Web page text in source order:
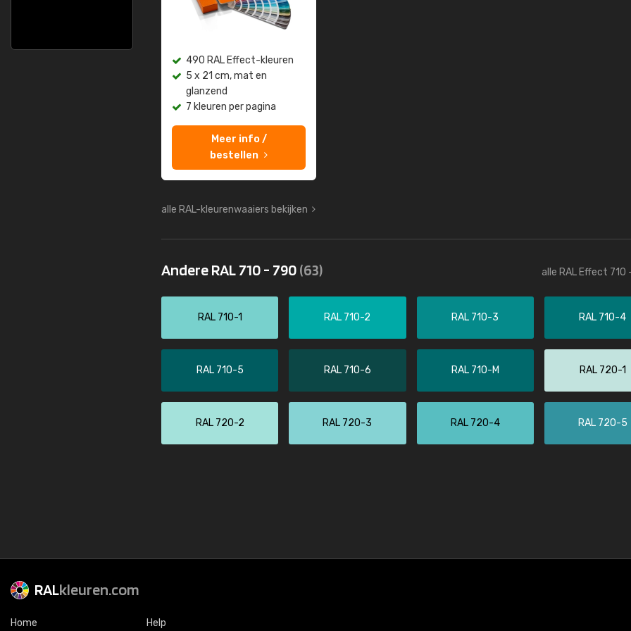
490 RAL Effect-kleuren
5 x 21 cm, mat en
glanzend
7 kleuren per pagina
Meer info /
bestellen
alle RAL-kleurenwaaiers bekijken
Andere RAL 710 - 790(63) alle RAL Effect 710
RAL 710-1 RAL 710-2 RAL 710-3 RAL 710-4
RAL 710-5 RAL 710-6 RAL 710-M RAL 720-1
RAL 720-2 RAL 720-3 RAL 720-4 RAL 720-5
RALkleuren.com
Home Help